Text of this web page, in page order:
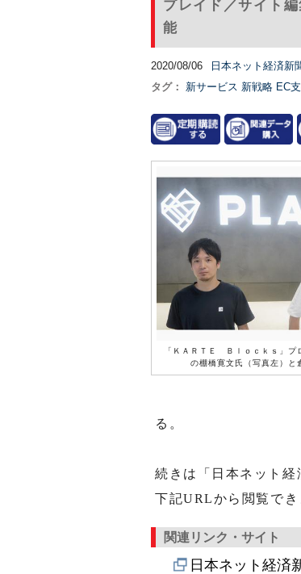
プレイド／サイト
能
2020/08/06 日本ネット経済新
タグ：
新サービス 新戦略 EC
「ＫＡＲＴＥ Ｂｌｏｃｋｓ」プ
の棚橋寛文氏（写真左）と
る。
続きは「日本ネット経
下記URLから閲覧でき
関連リンク・サイト
日本ネット経済